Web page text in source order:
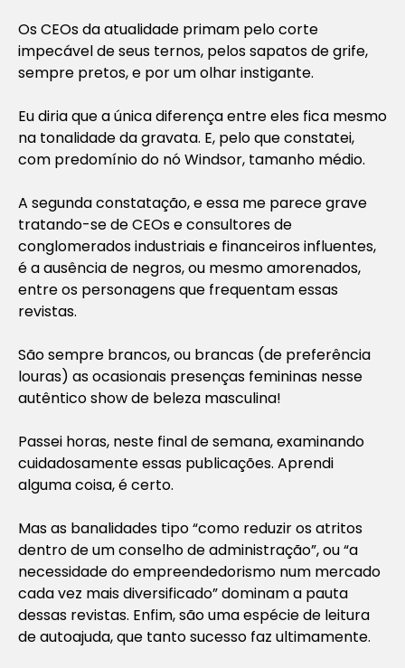
Os CEOs da atualidade primam pelo corte
impecável de seus ternos, pelos sapatos de grife,
sempre pretos, e por um olhar instigante.
Eu diria que a única diferença entre eles fica mesmo
na tonalidade da gravata. E, pelo que constatei,
com predomínio do nó Windsor, tamanho médio.
A segunda constatação, e essa me parece grave
tratando-se de CEOs e consultores de
conglomerados industriais e financeiros influentes,
é a ausência de negros, ou mesmo amorenados,
entre os personagens que frequentam essas
revistas.
São sempre brancos, ou brancas (de preferência
louras) as ocasionais presenças femininas nesse
autêntico show de beleza masculina!
Passei horas, neste final de semana, examinando
cuidadosamente essas publicações. Aprendi
alguma coisa, é certo.
Mas as banalidades tipo “como reduzir os atritos
dentro de um conselho de administração”, ou “a
necessidade do empreendedorismo num mercado
cada vez mais diversificado” dominam a pauta
dessas revistas. Enfim, são uma espécie de leitura
de autoajuda, que tanto sucesso faz ultimamente.